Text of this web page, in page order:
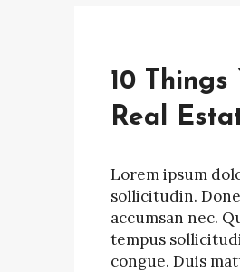
10
Real
Lorem ipsum
sollicitudin.
accumsan nec.
tempus
congue. Duis